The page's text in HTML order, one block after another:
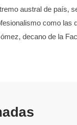
austral de país,
como las
decano de la